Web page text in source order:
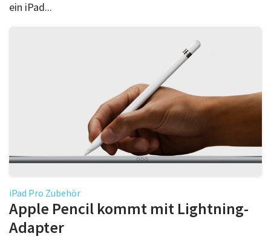
ein iPad...
iPad Pro Zubehör
Apple Pencil kommt mit Lightning-
Adapter